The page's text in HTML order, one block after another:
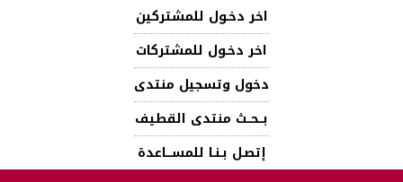
اخر دخـول للمشتركين
اخر دخـول للمشتركات
دخول وتسجيل منتدى
بــحــث منتدى القطيف
إتصـل بـنـا للمســـاعدة